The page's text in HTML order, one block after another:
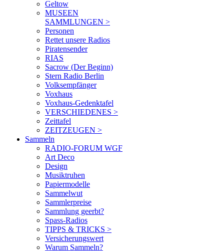
Geltow
MUSEEN
SAMMLUNGEN >
Personen
Rettet unsere Radios
Piratensender
RIAS
Sacrow (Der Beginn)
Stern Radio Berlin
Volksempfänger
Voxhaus
Voxhaus-Gedenktafel
VERSCHIEDENES >
Zeittafel
ZEITZEUGEN >
Sammeln
RADIO-FORUM WGF
Art Deco
Design
Musiktruhen
Papiermodelle
Sammelwut
Sammlerpreise
Sammlung geerbt?
Spass-Radios
TIPPS & TRICKS >
Versicherungswert
Warum Sammeln?